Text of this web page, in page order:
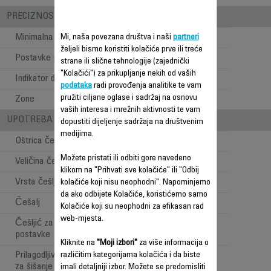
PRECIZNOST
Minimalna dužina šišanja 0.5 mm
Postavke preciznosti 1 mm
Indikator dužine šišanja Točkić
Zone Kosa
UPOTREBA - STILOVI PRI ŠIŠANJU
Oštrica češlja za kosu
Veličina češlja za kosu 42 mm
Vrsta češlja za kosu Prilagodljiv
Češalj 2
Češljić za kosu- precizne
postavke
Prilagodljivi raspon pozicija
za šišanje kose
Mi, naša povezana društva i naši partneri
željeli bismo koristiti kolačiće prve ili treće
strane ili slične tehnologije (zajednički
"Kolačići") za prikupljanje nekih od vaših
podatakaradi provođenja analitike te vam
pružiti ciljane oglase i sadržaj na osnovu
vaših interesa i mrežnih aktivnosti te vam
dopustiti dijeljenje sadržaja na društvenim
medijima.
Možete pristati ili odbiti gore navedeno
klikom na "Prihvati sve kolačiće" ili "Odbij
kolačiće koji nisu neophodni". Napominjemo
da ako odbijete Kolačiće, koristićemo samo
Kolačiće koji su neophodni za efikasan rad
web-mjesta.
Kliknite na "Moji izbori"za više informacija o
različitim kategorijama kolačića i da biste
imali detaljniji izbor. Možete se predomisliti